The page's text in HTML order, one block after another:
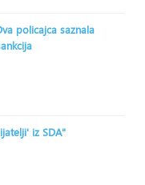
policajca saznala
iz SDA"